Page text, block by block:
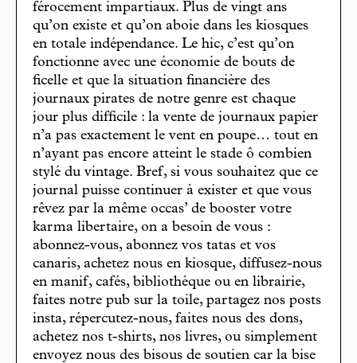
férocement impartiaux. Plus de vingt ans
qu’on existe et qu’on aboie dans les kiosques
en totale indépendance. Le hic, c’est qu’on
fonctionne avec une économie de bouts de
ficelle et que la situation financière des
journaux pirates de notre genre est chaque
jour plus difficile : la vente de journaux papier
n’a pas exactement le vent en poupe… tout en
n’ayant pas encore atteint le stade ô combien
stylé du vintage. Bref, si vous souhaitez que ce
journal puisse continuer à exister et que vous
rêvez par la même occas’ de booster votre
karma libertaire, on a besoin de vous :
abonnez-vous, abonnez vos tatas et vos
canaris, achetez nous en kiosque, diffusez-nous
en manif, cafés, bibliothèque ou en librairie,
faites notre pub sur la toile, partagez nos posts
insta, répercutez-nous, faites nous des dons,
achetez nos t-shirts, nos livres, ou simplement
envoyez nous des bisous de soutien car la bise